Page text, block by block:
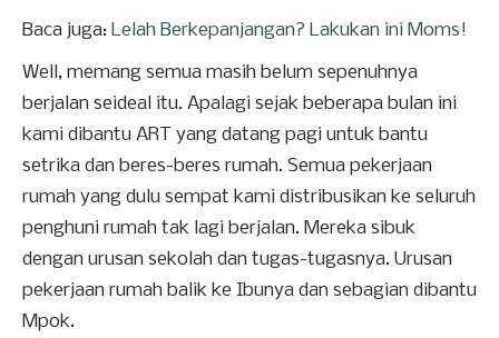
Baca juga: Lelah Berkepanjangan? Lakukan ini Moms!
Well, memang semua masih belum sepenuhnya
berjalan seideal itu. Apalagi sejak beberapa bulan ini
kami dibantu ART yang datang pagi untuk bantu
setrika dan beres-beres rumah. Semua pekerjaan
rumah yang dulu sempat kami distribusikan ke seluruh
penghuni rumah tak lagi berjalan. Mereka sibuk
dengan urusan sekolah dan tugas-tugasnya. Urusan
pekerjaan rumah balik ke Ibunya dan sebagian dibantu
Mpok.